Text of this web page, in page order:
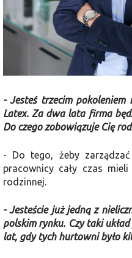
- Jesteś trzecim
Latex. Za dwa lata firma
Do czego zobowiązuje Cię
- Do tego, żeby
pracownicy cały czas
rodzinnej.
- Jesteście już jedną z
polskim rynku. Czy taki
lat, gdy tych hurtowni było